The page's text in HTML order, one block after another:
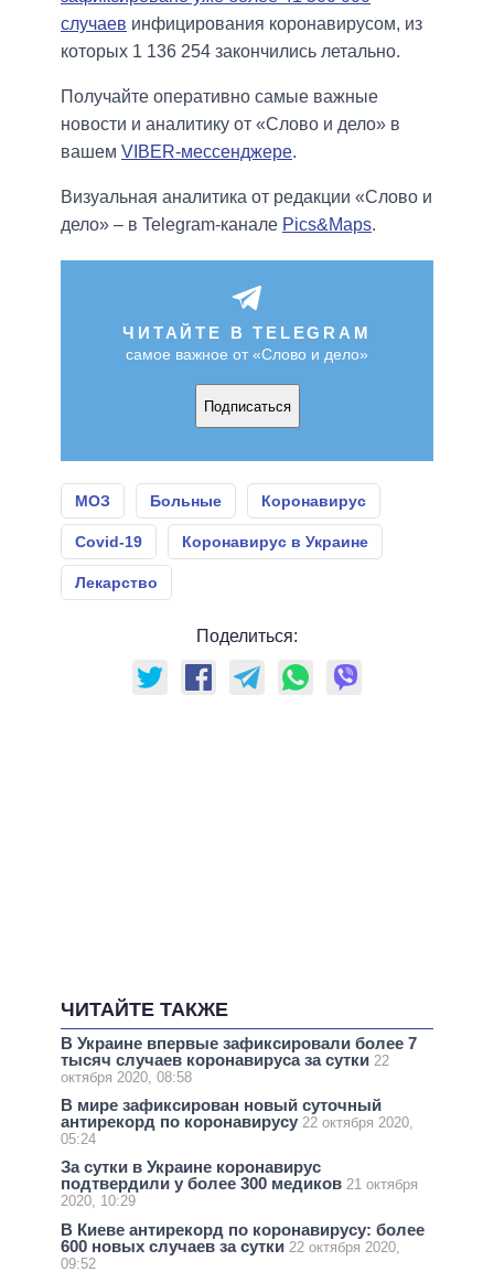
случаев инфицирования коронавирусом, из
которых 1 136 254 закончились летально.
Получайте оперативно самые важные
новости и аналитику от «Слово и дело» в
вашем VIBER-мессенджере.
Визуальная аналитика от редакции «Слово и
дело» – в Telegram-канале Pics&Maps.
ЧИТАЙТЕ В TELEGRAM
самое важное от «Слово и дело»
Подписаться
МОЗ Больные Коронавирус
Covid-19 Коронавирус в Украине
Лекарство
Поделиться:
ЧИТАЙТЕ ТАКЖЕ
В Украине впервые зафиксировали более 7
тысяч случаев коронавируса за сутки 22
октября 2020, 08:58
В мире зафиксирован новый суточный
антирекорд по коронавирусу 22 октября 2020,
05:24
За сутки в Украине коронавирус
подтвердили у более 300 медиков 21 октября
2020, 10:29
В Киеве антирекорд по коронавирусу: более
600 новых случаев за сутки 22 октября 2020,
09:52